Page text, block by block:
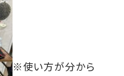
※使い方が分から